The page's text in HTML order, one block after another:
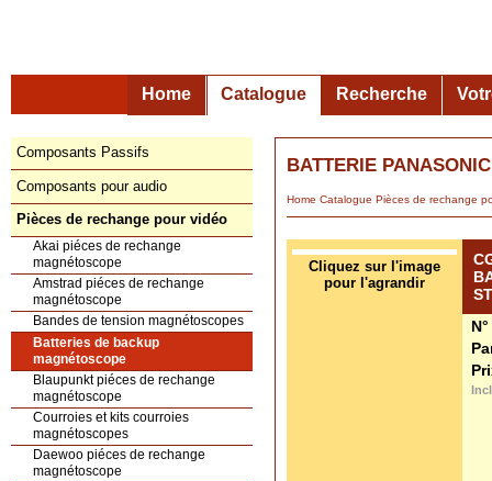
Home Catalogue Recherche
Composants Passifs
Composants pour audio
Pièces de rechange pour vidéo
Akai piéces de rechange
magnétoscope
Amstrad piéces de rechange
magnétoscope
Bandes de tension magnétoscopes
Batteries de backup
magnétoscope
Blaupunkt piéces de rechange
magnétoscope
Courroies et kits courroies
magnétoscopes
Daewoo piéces de rechange
magnétoscope
BATTERIE
Home Catalogue Pièces de